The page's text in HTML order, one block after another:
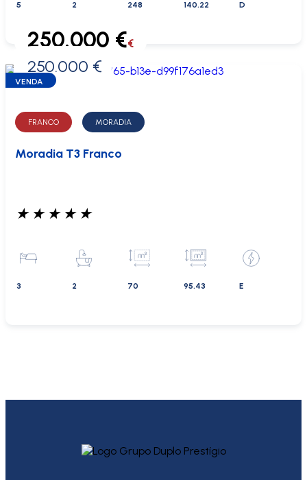
5 2 248 140.22 D
0 €
250.000 €€
250.000 €
VENDA
FRANCO MORADIA
Moradia T3 Franco
★ ★ ★ ★ ★
3 2 70 95.43 E